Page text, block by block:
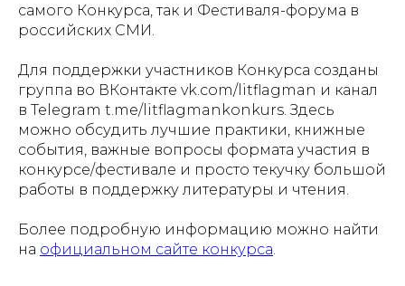
самого Конкурса, так и Фестиваля-форума в
российских СМИ.
Для поддержки участников Конкурса созданы
группа во ВКонтакте vk.com/litflagman и канал
в Telegram t.me/litflagmankonkurs. Здесь
можно обсудить лучшие практики, книжные
события, важные вопросы формата участия в
конкурсе/фестивале и просто текучку большой
работы в поддержку литературы и чтения.
Более подробную информацию можно найти
на официальном сайте конкурса.